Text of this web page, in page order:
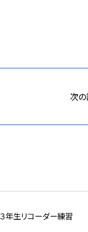
次
３年生リコーダー練習